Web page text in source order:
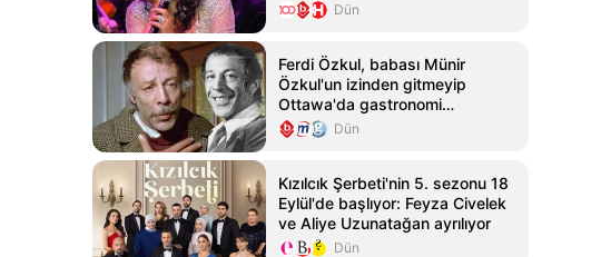
Dün
Ferdi Özkul, babası Münir
Özkul'un izinden gitmeyip
Ottawa'da gastronomi
yolculuğuna başladı
Dün
Kızılcık Şerbeti'nin 5. sezonu 18
Eylül'de başlıyor: Feyza Civelek
ve Aliye Uzunatağan ayrılıyor
Dün